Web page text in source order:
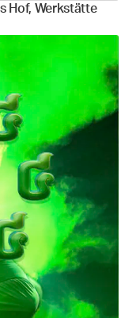
Hof, Werkstätte